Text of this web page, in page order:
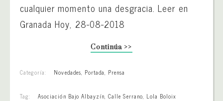
cualquier momento una desgracia. Leer en
Granada Hoy, 28-08-2018
Continúa >>
Categoría: Novedades, Portada, Prensa
Tag: Asociación Bajo Albayzín,Calle Serrano, Lola Boloix